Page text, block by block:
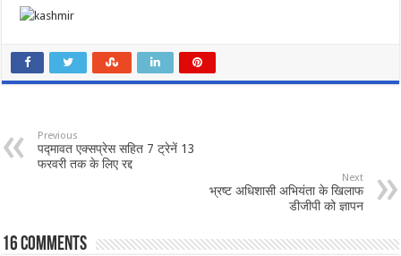
Previous
पद्मावत एक्सप्रेस सहित 7 ट्रेनें 13
फरवरी तक के लिए रद्द
Next
भ्रष्ट अधिशासी अभियंता के खिलाफ
डीजीपी को ज्ञापन
16 comments